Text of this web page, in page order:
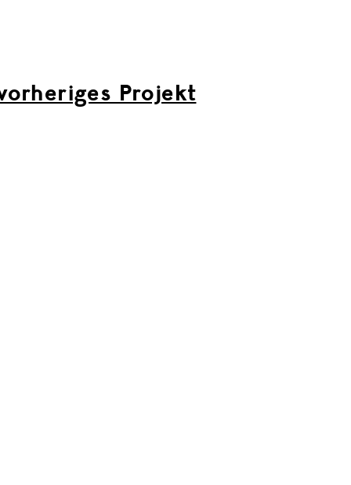
Projekt